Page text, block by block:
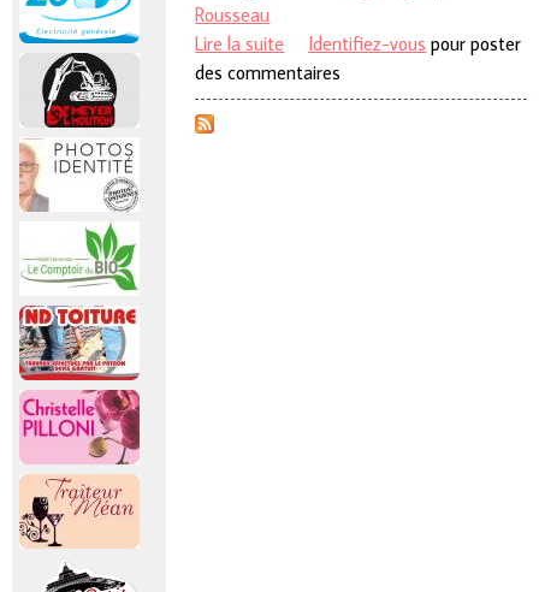
Rousseau
Lire la suite de Absurde, n'est-il pas.
Identifiez-vous pour poster
des commentaires